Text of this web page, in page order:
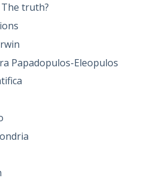
truth?
Papadopulos-Eleopulos